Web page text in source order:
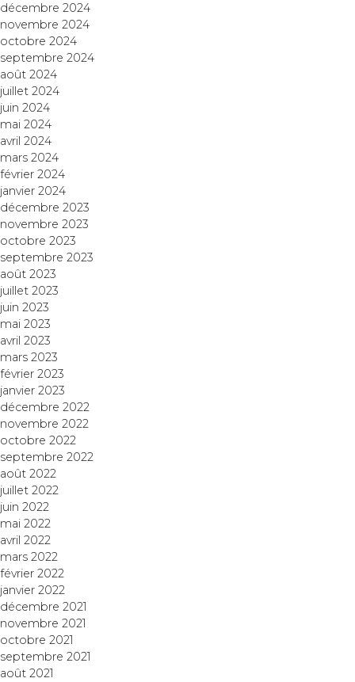
décembre 2024
novembre 2024
octobre 2024
septembre 2024
août 2024
juillet 2024
juin 2024
mai 2024
avril 2024
mars 2024
février 2024
janvier 2024
décembre 2023
novembre 2023
octobre 2023
septembre 2023
août 2023
juillet 2023
juin 2023
mai 2023
avril 2023
mars 2023
février 2023
janvier 2023
décembre 2022
novembre 2022
octobre 2022
septembre 2022
août 2022
juillet 2022
juin 2022
mai 2022
avril 2022
mars 2022
février 2022
janvier 2022
décembre 2021
novembre 2021
octobre 2021
septembre 2021
août 2021